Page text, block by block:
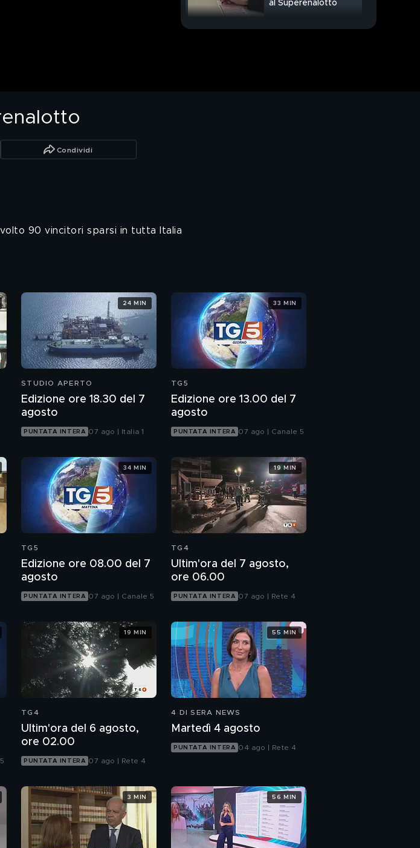
al Superenalotto
Condividi
90 vincitori sparsi in tutta Italia
STUDIO APERTO
Edizione ore 18.30 del 7
agosto
PUNTATA INTERA 07 ago | Italia 1
24 MIN
TG5
Edizione ore 13.00 del 7
agosto
PUNTATA INTERA 07 ago | Canale 5
33 MIN
TG5
Edizione ore 08.00 del 7
agosto
PUNTATA INTERA 07 ago | Canale 5
34 MIN
TG4
Ultim'ora del 7 agosto,
ore 06.00
PUNTATA INTERA 07 ago | Rete 4
19 MIN
TG4
Ultim'ora del 6 agosto,
ore 02.00
PUNTATA INTERA 07 ago | Rete 4
19 MIN
4 DI SERA NEWS
Martedì 4 agosto
PUNTATA INTERA 04 ago | Rete 4
55 MIN
3 MIN 56 MIN